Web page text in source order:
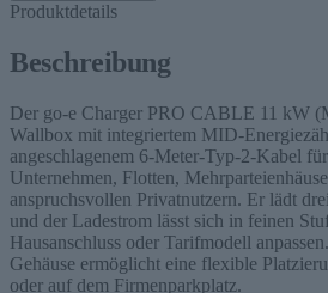
Produktdetails
Beschreibung
Der go-e Charger PRO CABLE 11 kW
Wallbox mit integriertem MID-
angeschlagenem 6-Meter-Typ-2-Kabel
Unternehmen, Flotten,
anspruchsvollen Privatnutzern. Er lädt
und der Ladestrom lässt sich in feinen
Hausanschluss oder Tarifmodell
Gehäuse ermöglicht eine flexible
oder auf dem Firmenparkplatz.